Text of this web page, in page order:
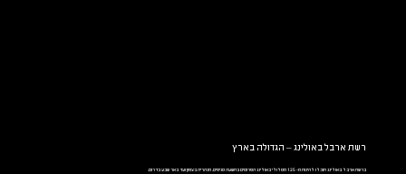
רשת ארבל באולינג – הגדולה בארץ
ברשת ארבל באולינג תוכלו להינות מ- 125 מסלולי באולינג הפרוסים בתשעה סניפים. מנהריה בצפון ועד באר שבע בדרום.